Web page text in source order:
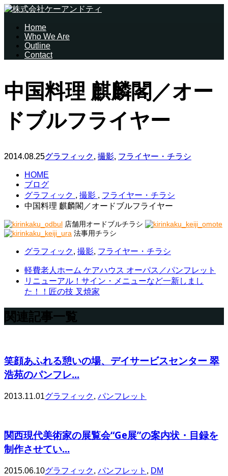
Home
Who We Are
Outline
Contact
中国料理 麒麟閣／オー
ドブルフライヤー
2014.08.25グラフィック, 撮影, フライヤー・チラシ
HOME
ブログ
グラフィック , 撮影 , フライヤー・チラシ
中国料理 麒麟閣／オードブルフライヤー
店舗用オードブルチラシ
法事用チラシ
グラフィック, 撮影, フライヤー・チラシ
軽費老人ホーム ケアハウス オーパス／パンフレット
リニューアル！サイン・メニューなど一新しまし
た！！匠の技 叉焼家
関連記事一覧
笑顔あふれる憩いの場、デイサービスセンター 翠
浩苑のパンフレ...
2013.11.01グラフィック, パンフレット
関西現代美術家の展覧会“Ge展”の案内状・目録を
制作させてい...
2015.06.10グラフィック, パンフレット , DM